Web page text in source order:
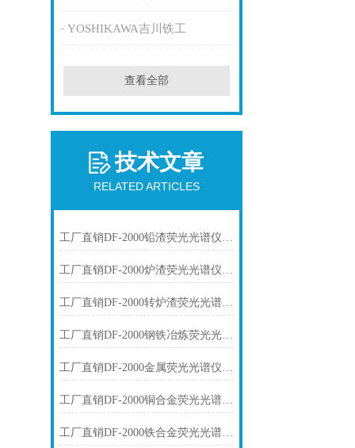
YOSHIKAWA吉川铁工
查看全部
技术文章
RELATED ARTICLES
工厂直销DF-2000铅渣荧光光谱仪技术参数
工厂直销DF-2000炉渣荧光光谱仪技术参数
工厂直销DF-2000转炉渣荧光光谱仪技术参数
工厂直销DF-2000钢铁冶炼荧光光谱仪技术参数
工厂直销DF-2000金属荧光光谱仪技术参数
工厂直销DF-2000铜合金荧光光谱仪技术参数
工厂直销DF-2000铁合金荧光光谱仪技术参数